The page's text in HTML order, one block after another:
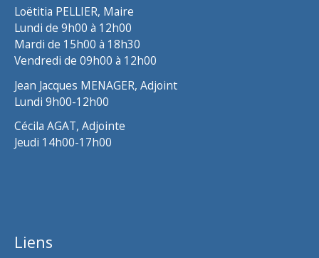
Loëtitia PELLIER, Maire
Lundi de 9h00 à 12h00
Mardi de 15h00 à 18h30
Vendredi de 09h00 à 12h00
Jean Jacques MENAGER, Adjoint
Lundi 9h00-12h00
Cécila AGAT, Adjointe
Jeudi 14h00-17h00
Liens